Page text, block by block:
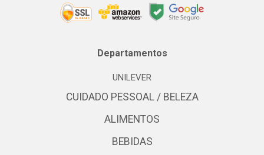
Departamentos
UNILEVER
CUIDADO PESSOAL / BELEZA
ALIMENTOS
BEBIDAS